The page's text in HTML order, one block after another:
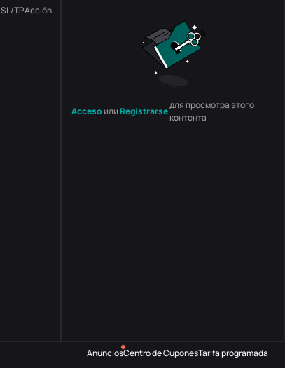
SL/TPAcción
Acceso или Registrarse
для просмотра этого
контента
AnunciosCentro de CuponesTarifa programada